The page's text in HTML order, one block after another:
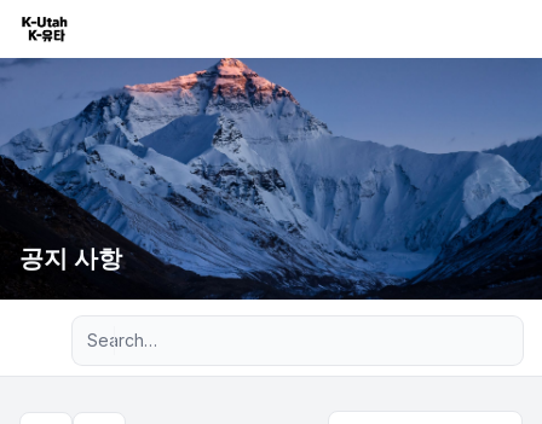
공지 사항
Advanced search